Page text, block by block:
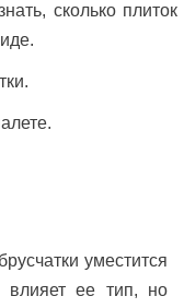
сколько плиток
уместится
ее тип, но